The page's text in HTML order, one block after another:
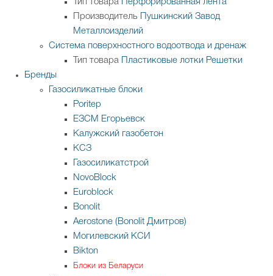
Тип товара
Перфорированная лента
Производитель
Пушкинский Завод
Металлоизделий
Система поверхностного водоотвода и дренаж
Тип товара
Пластиковые лотки Решетки
Бренды
Газосиликатные блоки
Poritep
ЕЗСМ Егорьевск
Калужский газобетон
КСЗ
Газосиликатстрой
NovoBlock
Euroblock
Bonolit
Aerostone (Bonolit Дмитров)
Могилевский КСИ
Bikton
Блоки из Беларуси